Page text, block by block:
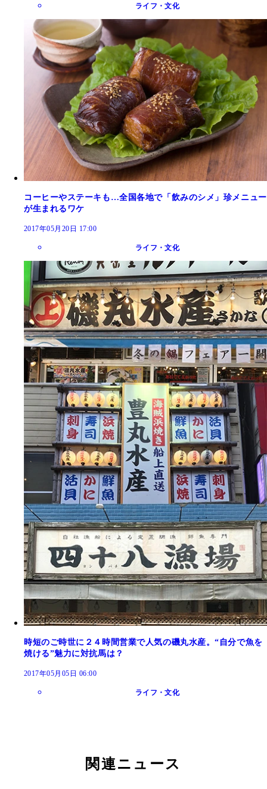
ライフ・文化
コーヒーやステーキも…全国各地で「飲みのシメ」珍メニュー
が生まれるワケ
2017年05月20日 17:00
ライフ・文化
時短のご時世に２４時間営業で人気の磯丸水産。“自分で魚を
焼ける”魅力に対抗馬は？
2017年05月05日 06:00
ライフ・文化
関連ニュース